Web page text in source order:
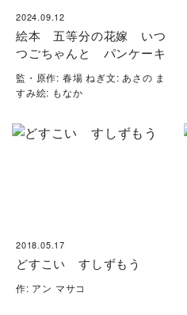
2024.09.12
絵本 五等分の花嫁 いつ
つごちゃんと パンケーキ
監・原作: 春場 ねぎ文: あさの ま
すみ絵: もなか
2018.05.17
どすこい すしずもう
作: アン マサコ